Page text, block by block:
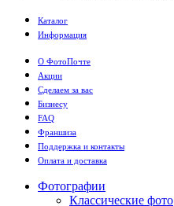
Каталог
Информация
О ФотоПочте
Акции
Сделаем за вас
Бизнесу
FAQ
Франшиза
Поддержка и контакты
Оплата и доставка
Фотографии
Классические фото